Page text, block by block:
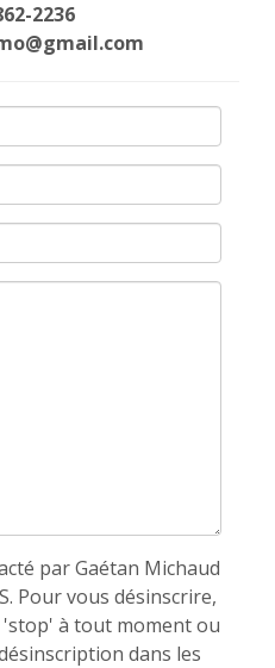
2236
par Gaétan Michaud
Pour vous désinscrire,
à tout moment ou
dans les